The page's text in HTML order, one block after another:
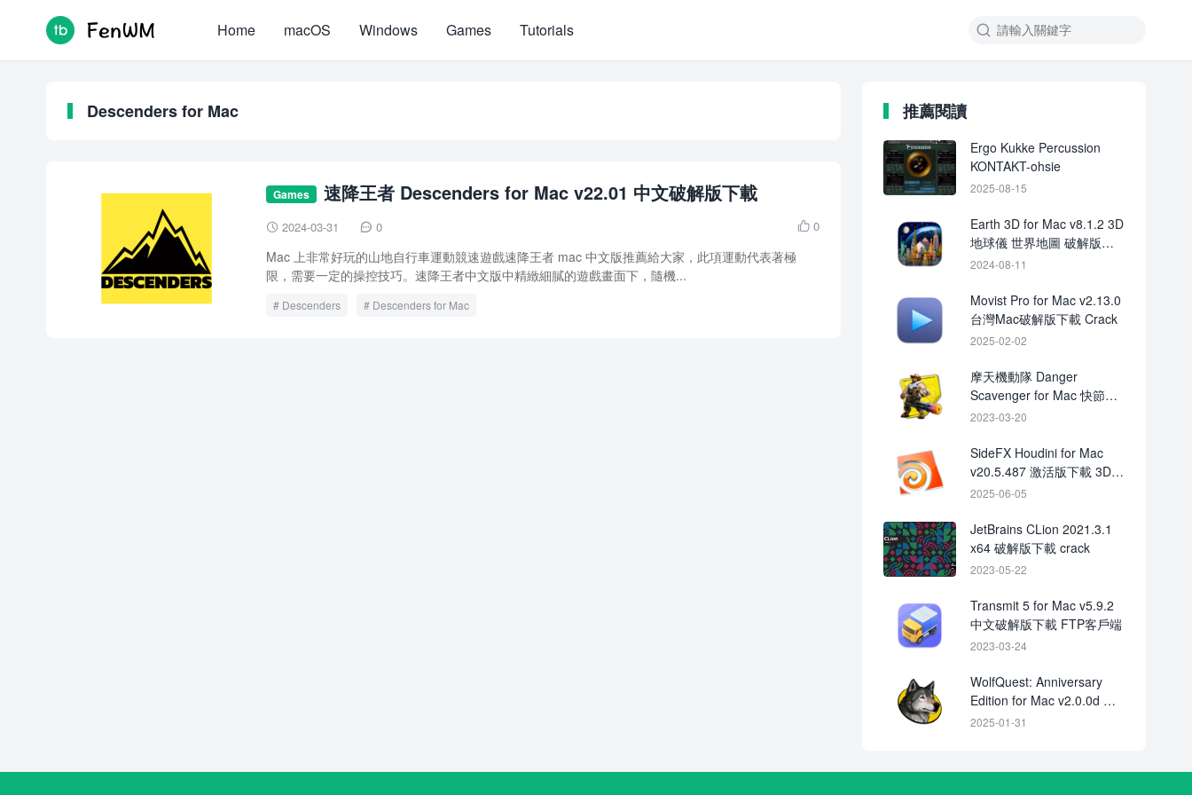

Home macOS Windows Games Tutorials
Descenders for Mac
Games 速降王者 Descenders for Mac v22.01 中文破解版下載
 2024-03-31  0  0
Mac 上非常好玩的山地自行車運動競速遊戲速降王者 mac 中文版推薦給大家，此項運動代表著極
限，需要一定的操控技巧。速降王者中文版中精緻細膩的遊戲畫面下，隨機...
Descenders Descenders for Mac
推薦閱讀
Ergo Kukke Percussion
KONTAKT-ohsie
2025-08-15
Earth 3D for Mac v8.1.2 3D
地球儀 世界地圖 破解版下
載 crack
2024-08-11
Movist Pro for Mac v2.13.0
台灣Mac破解版下載 Crack
2025-02-02
摩天機動隊 Danger
Scavenger for Mac 快節奏
動作遊戲
2023-03-20
SideFX Houdini for Mac
v20.5.487 激活版下載 3D影
視特效渲染
2025-06-05
JetBrains CLion 2021.3.1
x64 破解版下載 crack
2023-05-22
Transmit 5 for Mac v5.9.2
中文破解版下載 FTP客戶端
2023-03-24
WolfQuest: Anniversary
Edition for Mac v2.0.0d 激
活版下載
2025-01-31